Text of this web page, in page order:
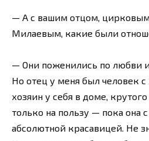
— А с вашим отцом,
Милаевым, какие были
— Они поженились по любви
Но отец у меня был человек
хозяин у себя в доме,
только на пользу — пока она
абсолютной красавицей. Не